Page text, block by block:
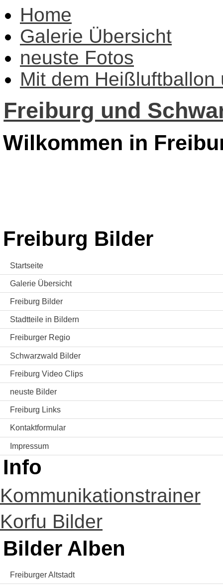
Home
Galerie Übersicht
neuste Fotos
Mit dem Heißluftballon
Freiburg und
Wilkommen in
Freiburg Bilder
Startseite
Galerie Übersicht
Freiburg Bilder
Stadtteile in Bildern
Freiburger Regio
Schwarzwald Bilder
Freiburg Video Clips
neuste Bilder
Freiburg Links
Kontaktformular
Impressum
Info
Kommunikationstrainer
Korfu Bilder
Bilder Alben
Freiburger Altstadt